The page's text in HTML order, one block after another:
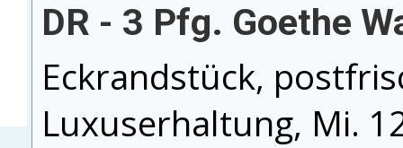
DR - 3 Pfg. Goethe
Eckrandstück,
Luxuserhaltung, Mi.